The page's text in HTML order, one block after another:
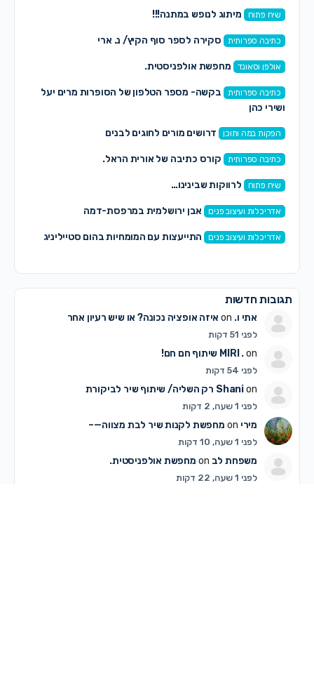
שיח פתוח מיתוג לנופש במתנה!!!
כתיבה ספרותית סקירה לספר סוף הקיץ/ נ. ארי
אולפן וסאונד מחפשת אולפניסטית.
כתיבה ספרותית
בקשה- מספר הטלפון של הסופרות מרים יעל
ושירי כהן
הפקות במה ותוכן דרושים מורים לחוגים לבנים
כתיבה ספרותית קורס כתיבה של אורית הראל.
שיח פתוח לרווקות שבינינו…
אדריכלות ועיצוב פנים אבן ירושלמית במרפסת-דמה
אדריכלות ועיצוב פנים התייעצות עם המומחיות בהום סטייליניג
תגובות חדשות
אתי ו.on איזה אופציה נכונה? או שיש רעיון אחר
לפני 51 דקות
MIRI .on שיתוף חם חם!
לפני 54 דקות
Shanion רק השליה/ שיתוף שיר לביקורת
לפני 1 שעה, 2 דקות
מיריon מחפשת לקנות שיר לבת מצווה—–
לפני 1 שעה, 10 דקות
משפחת לבon מחפשת אולפניסטית.
לפני 1 שעה, 22 דקות